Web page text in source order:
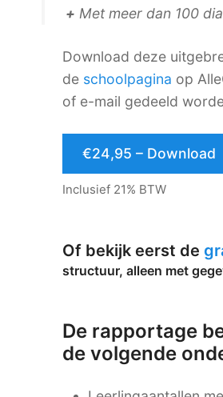
+ Met meer dan 100
Download deze
de schoolpagina op
of e-mail gedeeld
€24,95 – Download
Inclusief 21% BTW
Of bekijk eerst de
structuur, alleen met
De rapportage
de volgende